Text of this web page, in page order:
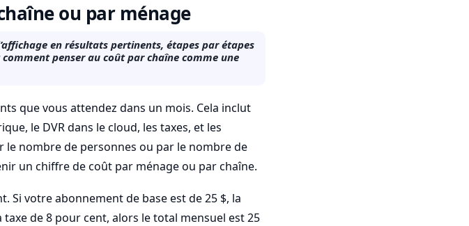
ou par ménage
en résultats pertinents, étapes par étapes
penser au coût par chaîne comme une
que vous attendez dans un mois. Cela inclut
le DVR dans le cloud, les taxes, et les
nombre de personnes ou par le nombre de
un chiffre de coût par ménage ou par chaîne.
Si votre abonnement de base est de 25 $, la
de 8 pour cent, alors le total mensuel est 25